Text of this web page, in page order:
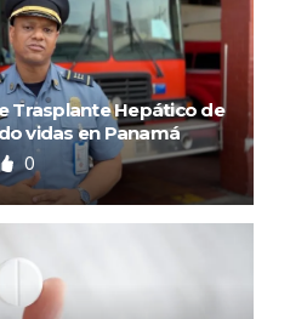
Trasplante Hepático de
vidas en Panamá
0